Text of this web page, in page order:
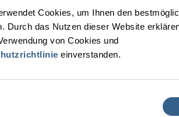
Cookies, um Ihnen den
Durch das Nutzen dieser Website
von Cookies und
einverstanden.